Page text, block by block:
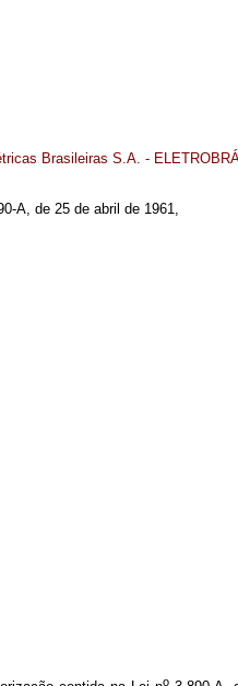
Brasileiras S.A. -
A, de 25 de abril de 1961,
o